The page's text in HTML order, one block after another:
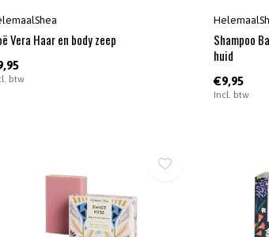
Vera Haar en body zeep
btw
Shampoo
huid
€9,95
Incl. btw